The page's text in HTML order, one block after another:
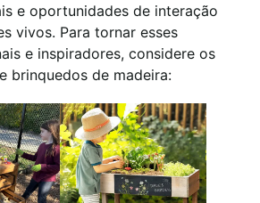
e oportunidades de interação
vivos. Para tornar esses
e inspiradores, considere os
brinquedos de madeira: